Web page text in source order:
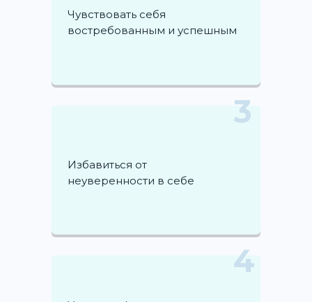
Чувствовать себя
востребованным и успешным
Избавиться от
неуверенности в себе
3
4